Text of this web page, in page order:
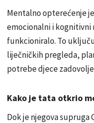
Mentalno opterećenje
emocionalni i kognitivni
funkcioniralo. To
liječničkih pregleda,
potrebe djece
Kako je tata otkrio
Dok je njegova